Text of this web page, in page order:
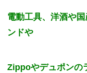
電動工具、洋酒や
ンドや
Zippoやデュポンの